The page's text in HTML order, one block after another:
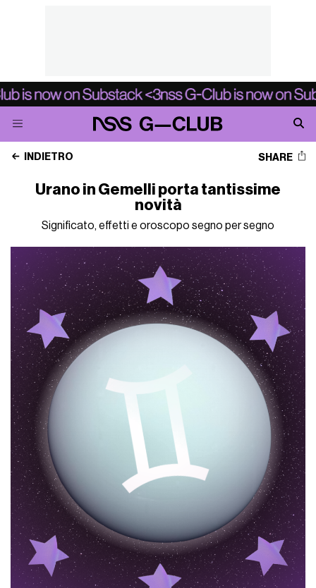
INDIETRO SHARE
Urano in Gemelli porta tantissime
novità
Significato, effetti e oroscopo segno per segno